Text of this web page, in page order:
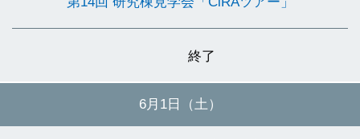
終了
6月1日（土）